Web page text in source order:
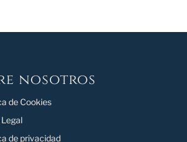
nosotros
de Cookies
de privacidad